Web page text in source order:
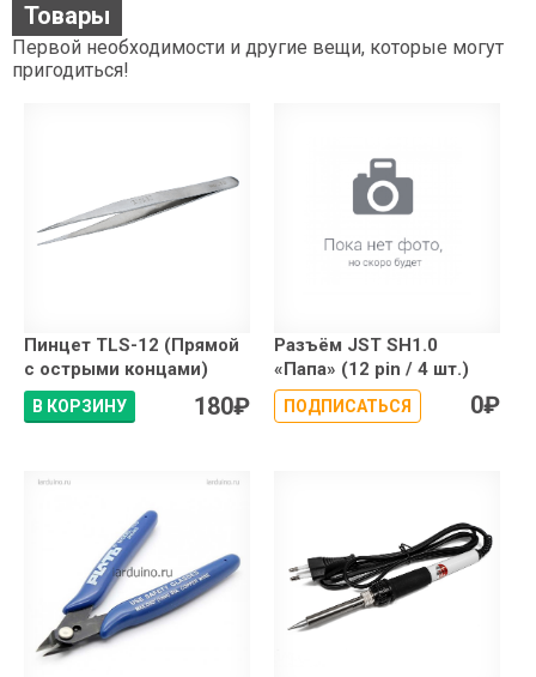
Товары
Первой необходимости и другие вещи, которые могут
пригодиться!
Пинцет TLS-12 (Прямой
с острыми концами)
В КОРЗИНУ 180₽
Разъём JST SH1.0
«Папа» (12 pin / 4 шт.)
ПОДПИСАТЬСЯ 0₽